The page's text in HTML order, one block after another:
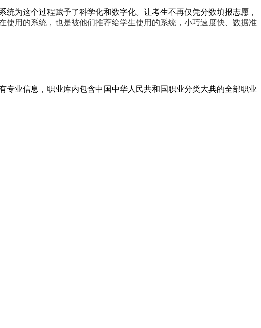
为这个过程赋予了科学化和数字化。让考生不再仅凭分数填报志愿，
使用的系统，也是被他们推荐给学生使用的系统，小巧速度快、数据准
业信息，职业库内包含中国中华人民共和国职业分类大典的全部职业